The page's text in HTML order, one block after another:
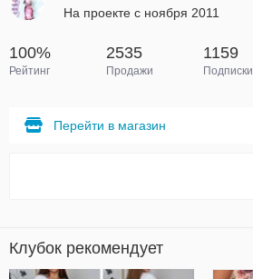
На проекте с ноября 2011
100%
Рейтинг
2535
Продажи
1159
Подписки
Перейти в магазин
Клубок рекомендует